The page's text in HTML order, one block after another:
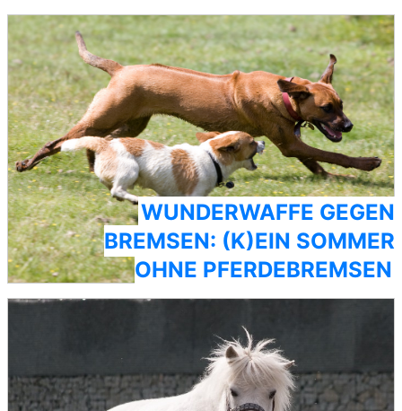
WUNDERWAFFE GEGEN
BREMSEN: (K)EIN SOMMER
OHNE PFERDEBREMSEN